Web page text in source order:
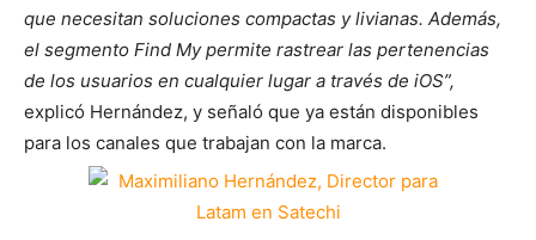
que necesitan soluciones compactas y livianas. Además,
el segmento Find My permite rastrear las pertenencias
de los usuarios en cualquier lugar a través de iOS”,
explicó Hernández, y señaló que ya están disponibles
para los canales que trabajan con la marca.